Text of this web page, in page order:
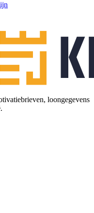
loongegevens